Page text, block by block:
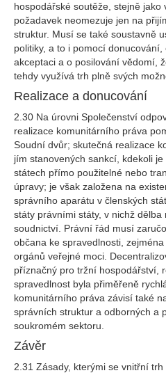
hospodářské soutěže, stejně jako
požadavek neomezuje jen na
struktur. Musí se také soustavně
politiky, a to i pomocí
akceptaci a o posilování vědomí,
tehdy využívá trh plně svých
Realizace a donucování
2.30 Na úrovni Společenství
realizace komunitárního práva
Soudní dvůr; skutečná realizace
jím stanovených sankcí, kdekoli
státech přímo použitelné nebo
úpravy; je však založena na
správního aparátu v členských
státy právními státy, v nichž
soudnictví. Právní řád musí
občana ke spravedlnosti,
orgánů veřejné moci.
příznačný pro tržní hospodářství,
spravedlnost byla přiměřeně
komunitárního práva závisí také
správních struktur a odborných a
soukromém sektoru.
Závěr
2.31 Zásady, kterými se vnitřní